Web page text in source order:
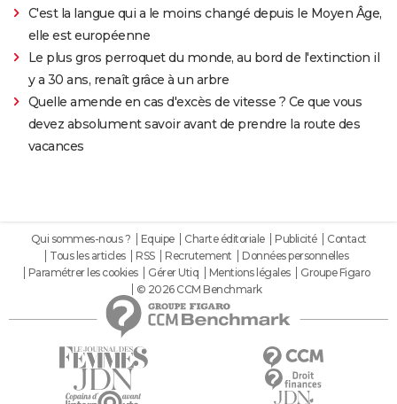
C'est la langue qui a le moins changé depuis le Moyen Âge,
elle est européenne
Le plus gros perroquet du monde, au bord de l'extinction il
y a 30 ans, renaît grâce à un arbre
Quelle amende en cas d'excès de vitesse ? Ce que vous
devez absolument savoir avant de prendre la route des
vacances
Qui sommes-nous ? Equipe Charte éditoriale Publicité
Contact
Tous les articles
RSS Recrutement
Données personnelles
Paramétrer les cookies
Gérer Utiq Mentions légales
Groupe Figaro
© 2026 CCM Benchmark